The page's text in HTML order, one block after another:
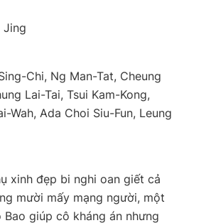
Jing
Chi, Ng Man-Tat, Cheung
Lai-Tai, Tsui Kam-Kong,
Wah, Ada Choi Siu-Fun, Leung
xinh đẹp bi nghi oan giết cả
mười mấy mạng người, một
Bao giúp cô kháng án nhưng